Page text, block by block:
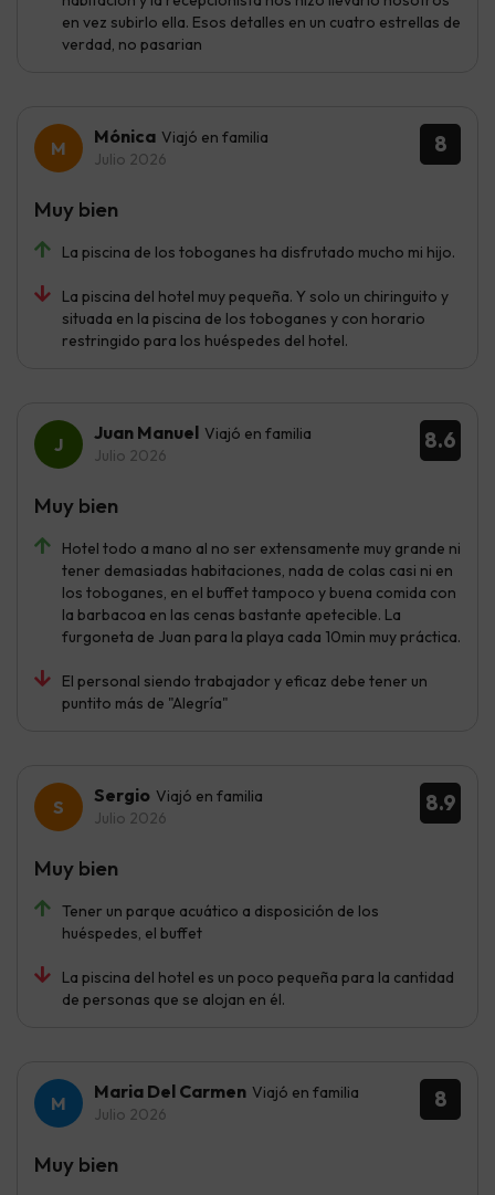
en vez subirlo ella. Esos detalles en un cuatro estrellas de
verdad, no pasarian
8
Mónica Viajó en familia
Julio 2026
La piscina de los toboganes ha disfrutado mucho mi hijo.
La piscina del hotel muy pequeña. Y solo un chiringuito y
situada en la piscina de los toboganes y con horario
restringido para los huéspedes del hotel.
Muy bien
8.6
Juan Manuel Viajó en familia
Julio 2026
Hotel todo a mano al no ser extensamente muy grande ni
tener demasiadas habitaciones, nada de colas casi ni en
los toboganes, en el buffet tampoco y buena comida con
la barbacoa en las cenas bastante apetecible. La
furgoneta de Juan para la playa cada 10min muy práctica.
El personal siendo trabajador y eficaz debe tener un
puntito más de "Alegría"
Muy bien
8.9
Sergio Viajó en familia
Julio 2026
Tener un parque acuático a disposición de los
huéspedes, el buffet
La piscina del hotel es un poco pequeña para la cantidad
de personas que se alojan en él.
Muy bien
8
Maria Del Carmen Viajó en familia
Julio 2026
Muy bien